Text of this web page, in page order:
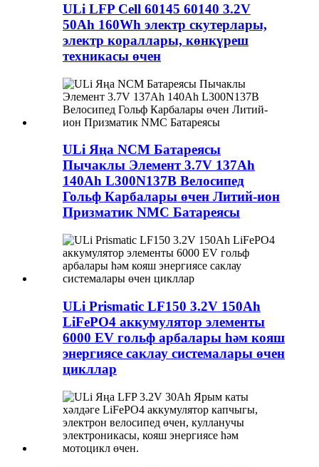
ULi LFP Cell 60145 60140 3.2V
50Ah 160Wh электр скутерлары,
электр кораллары, көнкүреш
техникасы өчен
ULi Яңа NCM Батареясы
Пычаклы Элемент 3.7V 137Ah
140Ah L300N137B Велосипед
Гольф Карбалары өчен Литий-ион
Призматик NMC Батареясы
ULi Prismatic LF150 3.2V 150Ah
LiFePO4 аккумулятор элементы
6000 EV гольф арбалары һәм кояш
энергиясе саклау системалары өчен
цикллар